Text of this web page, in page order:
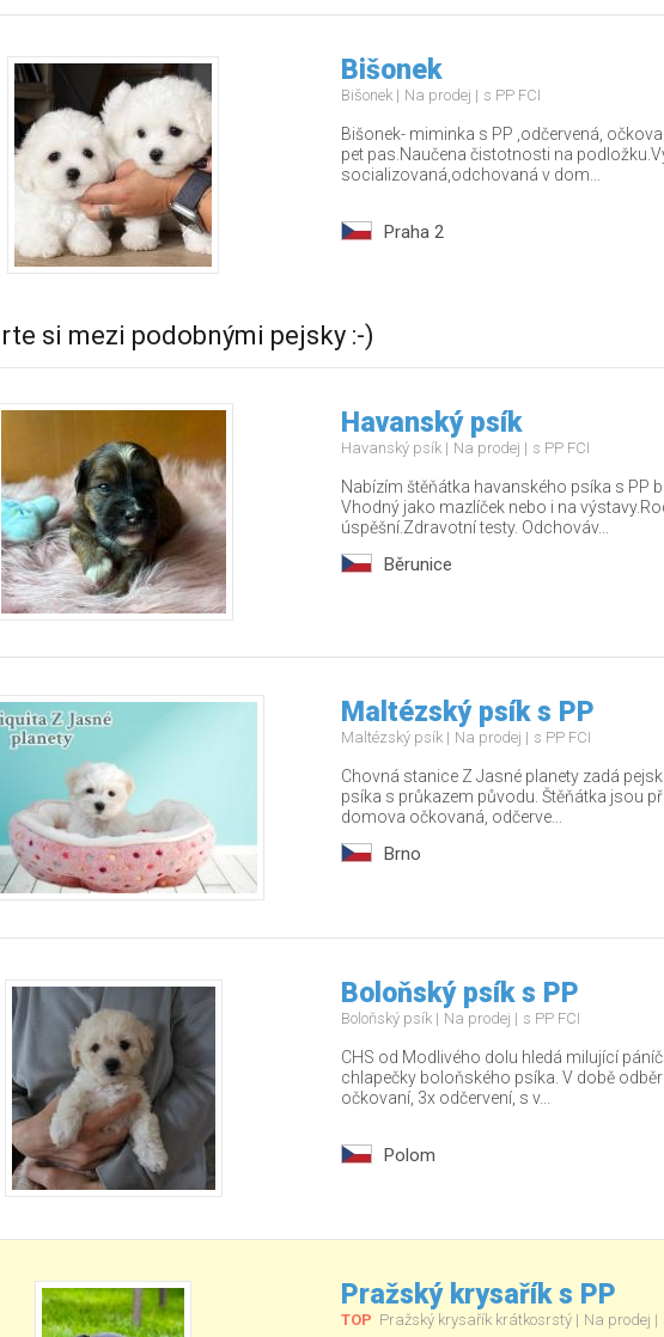
Bišonek
Bišonek Na prodej s PP FCI
Bišonek- miminka s PP ,odčervená,
pet pas.Naučena čistotnosti na
socializovaná,odchovaná v dom...
Praha 2
si mezi podobnými pejsky :-)
Havanský psík
Havanský psík Na prodej s PP FCI
Nabízím štěňátka havanského psíka s PP
Vhodný jako mazlíček nebo i na
úspěšní.Zdravotní testy. Odchováv...
Běrunice
Maltézský psík s PP
Maltézský psík Na prodej s PP FCI
Chovná stanice Z Jasné planety zadá
psíka s průkazem původu. Štěňátka jsou
domova očkovaná, odčerve...
Brno
Boloňský psík s PP
Boloňský psík Na prodej s PP FCI
CHS od Modlivého dolu hledá milující
chlapečky boloňského psíka. V době
očkovaní, 3x odčervení, s v...
Polom
Pražský krysařík s PP
TOP Pražský krysařík krátkosrstý Na prodej